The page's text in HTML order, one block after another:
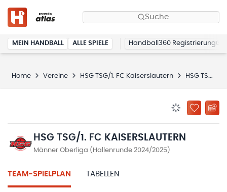
Suche
MEIN HANDBALL ALLE SPIELE Handball360 Registrierung
Home Vereine HSG TSG/1. FC Kaiserslautern HSG TSG/1. FC Kaiserslautern
ZU
HSG TSG/1. FC KAISERSLAUTERN
Männer Oberliga (Hallenrunde 2024/2025)
TEAM-SPIELPLAN TABELLEN